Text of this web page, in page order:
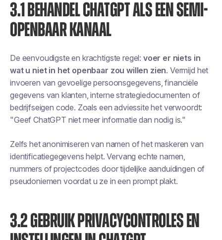
3.1 BEHANDEL CHATGPT ALS EEN SEMI-
OPENBAAR KANAAL
De eenvoudigste en krachtigste regel: voer er niets in
wat u niet in het openbaar zou willen zien. Vermijd het
invoeren van gevoelige persoonsgegevens, financiële
gegevens van klanten, interne strategiedocumenten of
bedrijfseigen code. Zoals een adviessite het verwoordt:
"Geef ChatGPT niet meer informatie dan nodig is."
Zelfs het anonimiseren van namen of het maskeren van
identificatiegegevens helpt. Vervang echte namen,
nummers of projectcodes door tijdelijke aanduidingen of
pseudoniemen voordat u ze in een prompt plakt.
3.2 GEBRUIK PRIVACYCONTROLES EN